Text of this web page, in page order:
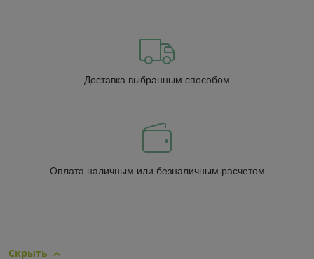
Доставка выбранным способом
Оплата наличным или безналичным расчетом
Скрыть